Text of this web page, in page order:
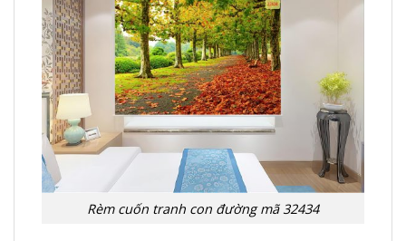
Rèm cuốn tranh con đường mã 32434